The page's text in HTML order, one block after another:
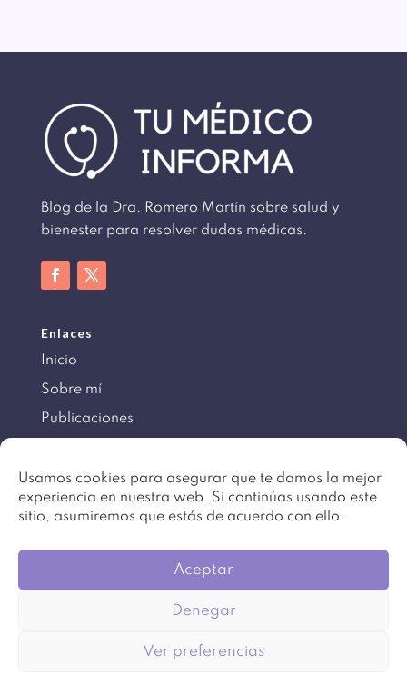
Usamos cookies para asegurar que te damos la mejor
experiencia en nuestra web. Si continúas usando este
sitio, asumiremos que estás de acuerdo con ello.
Aceptar
Denegar
Ver preferencias
Blog de la Dra. Romero Martín sobre salud y
bienester para resolver dudas médicas.
Enlaces
Inicio
Sobre mí
Publicaciones
Información
Aviso legal
reservados. DiseñoBeartez